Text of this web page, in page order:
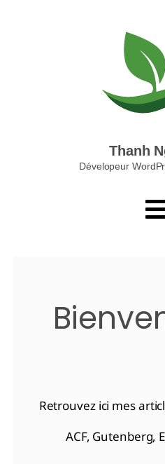
Thanh
Dévelopeur
Retrouvez ici mes
ACF, Gutenberg,